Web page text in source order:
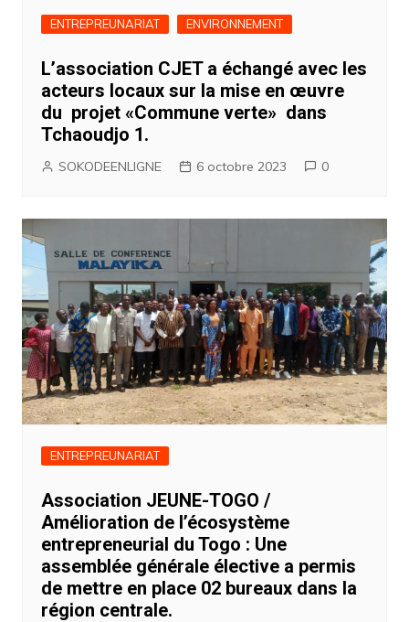
ENTREPREUNARIAT ENVIRONNEMENT
L’association CJET a échangé avec les
acteurs locaux sur la mise en œuvre
du projet «Commune verte» dans
Tchaoudjo 1.
SOKODEENLIGNE 6 octobre 2023 0
ENTREPREUNARIAT
Association JEUNE-TOGO /
Amélioration de l’écosystème
entrepreneurial du Togo : Une
assemblée générale élective a permis
de mettre en place 02 bureaux dans la
région centrale.